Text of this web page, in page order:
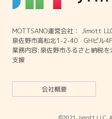
MOTTSANO運営会社： Jimott
泉佐野市高松北1-2-40 GHビル
業務内容:泉佐野市ふるさと納税
支援
会社概要
©2021 Jimott LLC.